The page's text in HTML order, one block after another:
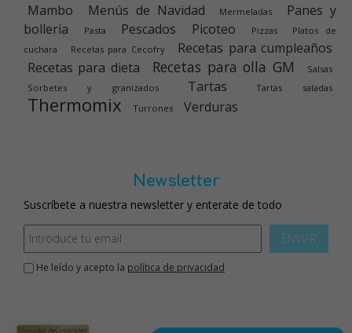
Mambo Menús de Navidad Mermeladas
Panes y
bolleria
Pasta Pescados Picoteo Pizzas
Platos de
cuchara
Recetas para Cecofry
Recetas para cumpleaños
Recetas para dieta
Recetas para olla GM
Salsas
Sorbetes y granizados
Tartas Tartas saladas
Thermomix Turrones Verduras
Newsletter
Suscríbete a nuestra newsletter y enterate de todo
ENVIAR
He leído y acepto la política de privacidad